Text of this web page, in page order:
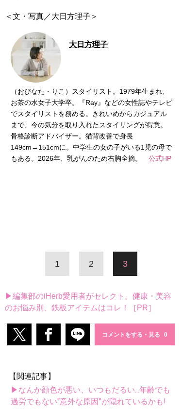
＜文・写真／大日方理子＞
大日方理子
（おびなた・りこ）スタイリスト。1979年生まれ、
お茶の水女子大学卒。『Ray』などの女性誌やテレビ
でスタイリストを務める。きれいめからカジュアル
まで、今の気分を取り入れたスタイリングが得意。
骨格診断アドバイザー。猫背改善で身長
149cm→151cmに。中学生の女の子がいる1児の母で
もある。2026年、乳がんのため右胸全摘。 公式HP
1 2 3
▶編集部のiHerb愛用者がセレクト。健康・美容
のお悩み別、鉄板アイテムはコレ！［PR］
コメントをする・見る
【関連記事】
▶なんか顔色が悪い、いつもだるい...年齢でも
過労でもない“意外な原因”が隠れているかも!